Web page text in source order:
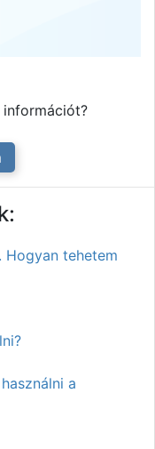
Hogyan tehetem
a